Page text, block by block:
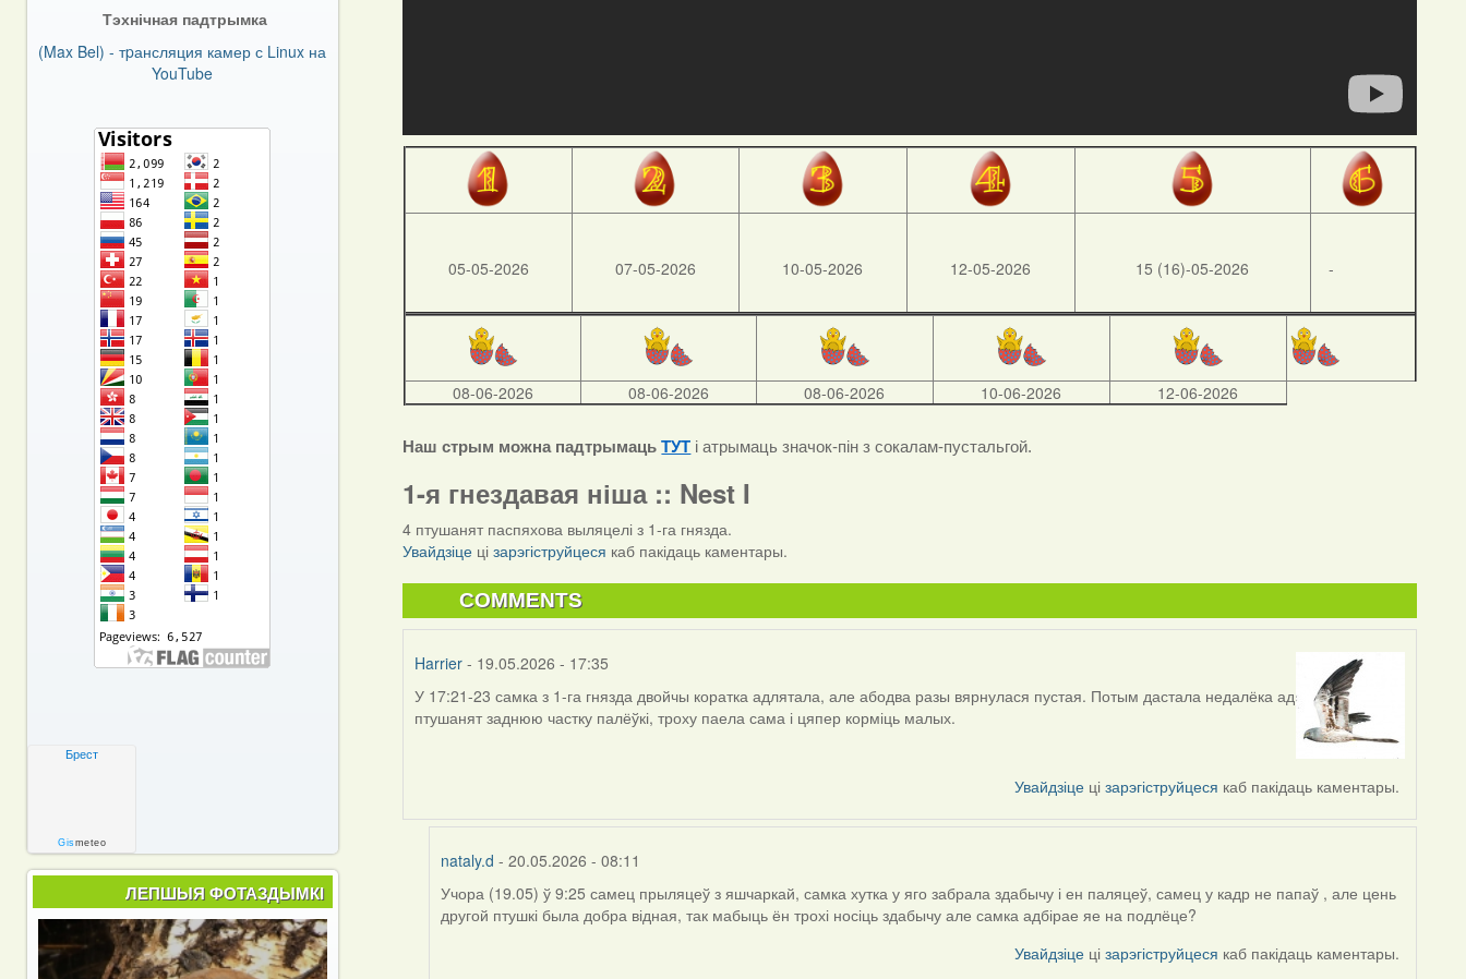
05-05-2026 07-05-2026 10-05-2026 12-05-2026 15 (16)-05-2026 -
08-06-2026 08-06-2026 08-06-2026 10-06-2026 12-06-2026
Наш стрым можна падтрымацьТУТ і атрымаць значок-пін з сокалам-пустальгой.
1-я гнездавая ніша :: Nest I
4 птушанят паспяхова выляцелі з 1-га гнязда.
Увайдзіце цізарэгіструйцеся каб пакідаць каментары.
COMMENTS
Harrier - 19.05.2026 - 17:35
У 17:21-23 самка з 1-га гнязда двойчы коратка адлятала, але абодва разы вярнулася пустая. Потым дастала недалёка ад
птушанят заднюю частку палёўкі, троху паела сама і цяпер корміць малых.
Увайдзіце цізарэгіструйцеся каб пакідаць каментары.
nataly.d - 20.05.2026 - 08:11
In
reply
Учора (19.05) ў 9:25 самец прыляцеў з яшчаркай, самка хутка у яго забрала здабычу і ен паляцеў, самец у кадр не папаў , але цень
другой птушкі была добра відная, так мабыць ён трохі носіць здабычу але самка адбірае яе на подлёце?
Увайдзіце цізарэгіструйцеся каб пакідаць каментары.
Тэхнічная падтрымка
(Max Bel) - тpансляция камер с Linux на
YouTube
Брест
Gismeteo
ЛЕПШЫЯ ФОТАЗДЫМКІ